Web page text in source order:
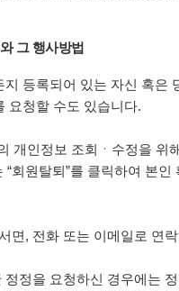
그 행사방법
등록되어 있는 자신 혹은
요청할 수도 있습니다.
개인정보 조회ㆍ수정을 위
회원탈퇴”를 클릭하여 본
면, 전화 또는 이메일로 연
정을 요청하신 경우에는